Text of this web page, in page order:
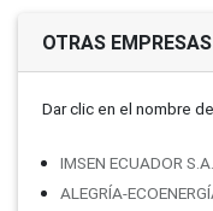
OTRAS
Dar clic en el nombre
IMSEN ECUADOR
ALEGRÍA-